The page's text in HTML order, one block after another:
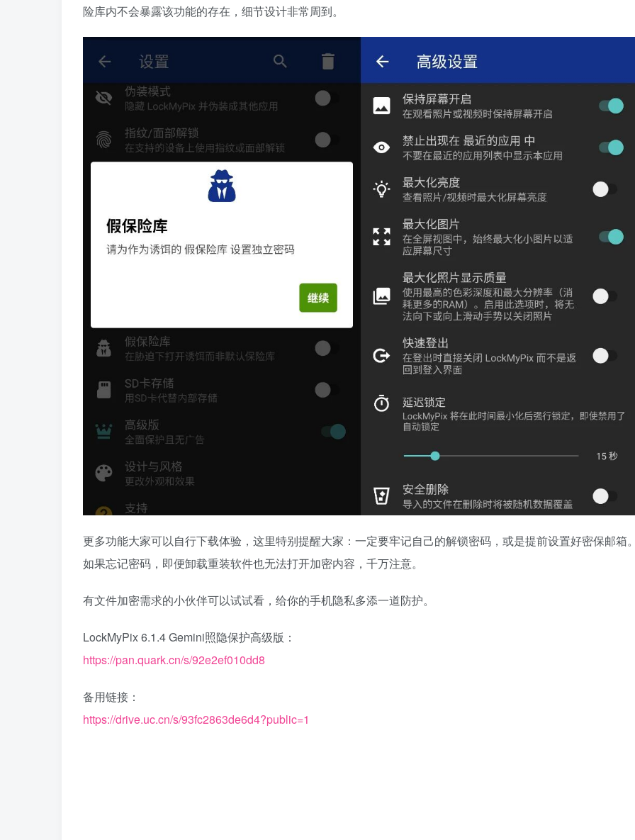
险库内不会暴露该功能的存在，细节设计非常周到。
更多功能大家可以自行下载体验，这里特别提醒大家：一定要牢记自己的解锁密码，或是提前设置好密保邮箱
如果忘记密码，即便卸载重装软件也无法打开加密内容，千万注意。
有文件加密需求的小伙伴可以试试看，给你的手机隐私多添一道防护。
LockMyPix 6.1.4 Gemini照隐保护高级版：
https://pan.quark.cn/s/92e2ef010dd8
备用链接：
https://drive.uc.cn/s/93fc2863de6d4?public=1